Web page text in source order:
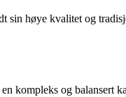
høye kvalitet og
kompleks og balansert